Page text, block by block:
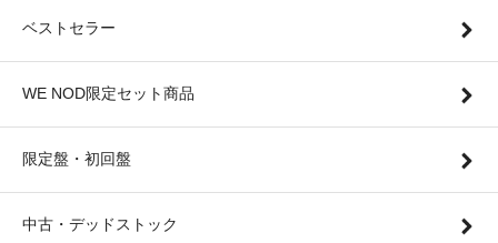
ベストセラー
WE NOD限定セット商品
限定盤・初回盤
中古・デッドストック